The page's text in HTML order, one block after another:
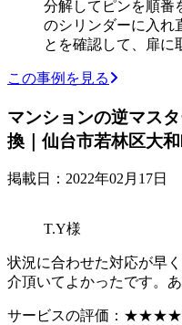
分解してピンを順番
のシリンダーに入れ
とを確認して、扉に
この事例を見る
マンションの逆マス
換｜仙台市若林区大
掲載日：2022年02月17日
T.Y様
状況に合わせた対応が早
介頂いてよかったです。
サービスの評価：